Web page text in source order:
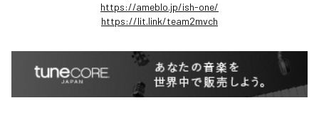
https://ameblo.jp/ish-one/
https://lit.link/team2mvch